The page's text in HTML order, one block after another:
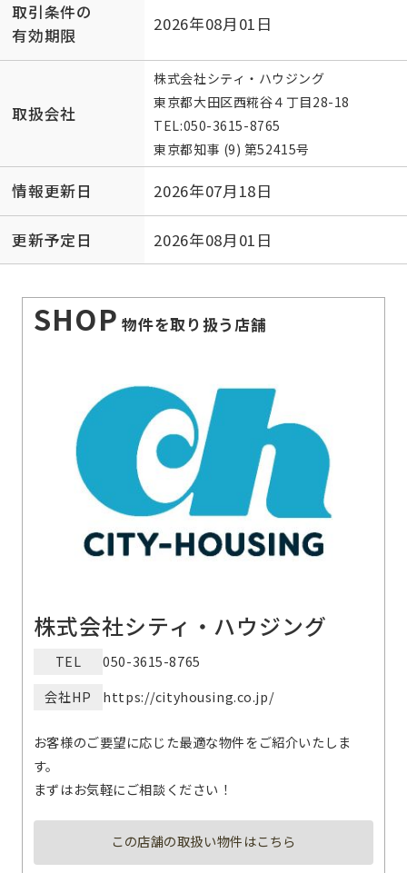
取引条件の
有効期限
2026年08月01日
取扱会社
株式会社シティ・ハウジング
東京都大田区西糀谷４丁目28-18
TEL:050-3615-8765
東京都知事 (9) 第52415号
情報更新日 2026年07月18日
更新予定日 2026年08月01日
SHOP 物件を取り扱う店舗
株式会社シティ・ハウジング
TEL
050-3615-8765
会社HP
https://cityhousing.co.jp/
お客様のご要望に応じた最適な物件をご紹介いたしま
す。
まずはお気軽にご相談ください！
この店舗の取扱い物件はこちら